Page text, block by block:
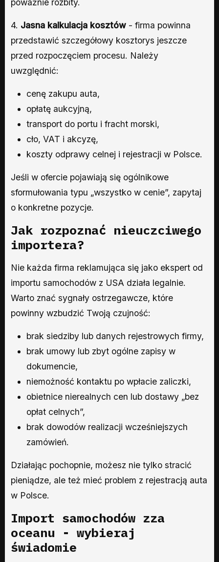
poważnie rozbity.
4. Jasna kalkulacja kosztów - firma powinna
przedstawić szczegółowy kosztorys jeszcze
przed rozpoczęciem procesu. Należy
uwzględnić:
cenę zakupu auta,
opłatę aukcyjną,
transport do portu i fracht morski,
cło, VAT i akcyzę,
koszty odprawy celnej i rejestracji w Polsce.
Jeśli w ofercie pojawiają się ogólnikowe
sformułowania typu „wszystko w cenie”, zapytaj
o konkretne pozycje.
Jak rozpoznać nieuczciwego
importera?
Nie każda firma reklamująca się jako ekspert od
importu samochodów z USA działa legalnie.
Warto znać sygnały ostrzegawcze, które
powinny wzbudzić Twoją czujność:
brak siedziby lub danych rejestrowych firmy,
brak umowy lub zbyt ogólne zapisy w
dokumencie,
niemożność kontaktu po wpłacie zaliczki,
obietnice nierealnych cen lub dostawy „bez
opłat celnych”,
brak dowodów realizacji wcześniejszych
zamówień.
Działając pochopnie, możesz nie tylko stracić
pieniądze, ale też mieć problem z rejestracją auta
w Polsce.
Import samochodów zza
oceanu - wybieraj
świadomie